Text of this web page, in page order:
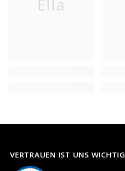
Ella
VERTRAUEN IST UNS WICHTIG